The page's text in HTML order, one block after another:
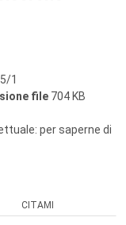
1
file 704 KB
per saperne di
CITAMI